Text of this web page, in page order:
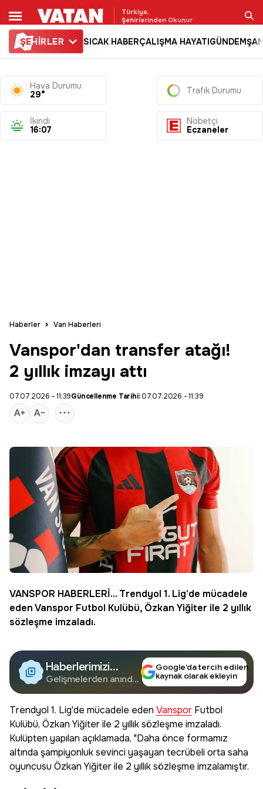
Türkiye,
Şehirlerinden Okunur
ŞEHİRLER SICAK HABERÇALIŞMA HAYATIGÜNDEM
Hava Durumu
29°
Trafik Durumu
İkindi
16:07
Nöbetçi
Eczaneler
Haberler Van Haberleri
Vanspor'dan transfer atağı!
2 yıllık imzayı attı
07.07.2026 - 11:39Güncellenme Tarihi:07.07.2026 - 11:39
VANSPOR HABERLERİ... Trendyol 1. Lig'de mücadele
eden Vanspor Futbol Kulübü, Özkan Yiğiter ile 2 yıllık
sözleşme imzaladı.
Haberlerimizi
Google'da Takip
Edin
Gelişmelerden anında
Google’da tercih edilen
kaynak olarak ekleyin
Trendyol 1. Lig'de mücadele eden Vanspor Futbol
Kulübü, Özkan Yiğiter ile 2 yıllık sözleşme imzaladı.
Kulüpten yapılan açıklamada, "Daha önce formamız
altında şampiyonluk sevinci yaşayan tecrübeli orta saha
oyuncusu Özkan Yiğiter ile 2 yıllık sözleşme imzalamıştır.